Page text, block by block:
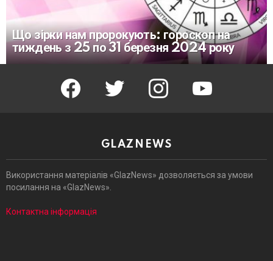
Що зірки нам пророкують: гороскоп на
тиждень з 25 по 31 березня 2024 року
facebook twitter instagram youtube
GLAZNEWS
Використання матеріалів «GlazNews» дозволяється за умови
посилання на «GlazNews».
Контактна інформація